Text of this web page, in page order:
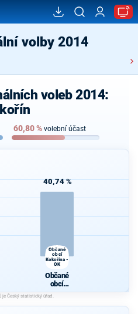
volby 2014
voleb 2014:
60,80% volební účast
40,74 %
Občané
obcí
Kokořína -
OK
Občané
obcí
Kokořína -
OK